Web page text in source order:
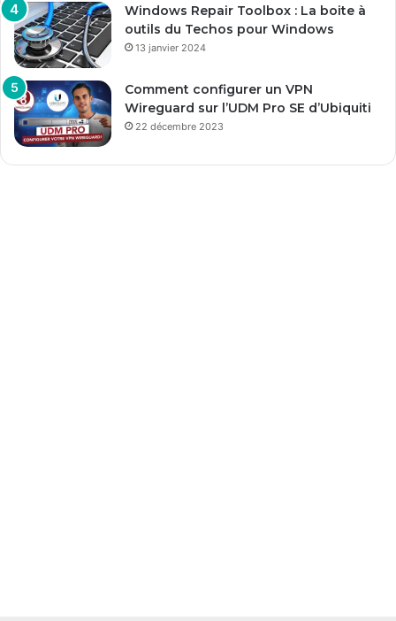
Windows Repair Toolbox : La boite à
outils du Techos pour Windows
13 janvier 2024
Comment configurer un VPN
Wireguard sur l’UDM Pro SE d’Ubiquiti
22 décembre 2023